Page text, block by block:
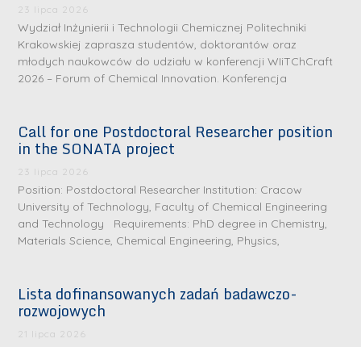
23 lipca 2026
Wydział Inżynierii i Technologii Chemicznej Politechniki
Krakowskiej zaprasza studentów, doktorantów oraz
młodych naukowców do udziału w konferencji WIiTChCraft
2026 – Forum of Chemical Innovation. Konferencja
Call for one Postdoctoral Researcher position
in the SONATA project
23 lipca 2026
Position: Postdoctoral Researcher Institution: Cracow
University of Technology, Faculty of Chemical Engineering
and Technology Requirements: PhD degree in Chemistry,
Materials Science, Chemical Engineering, Physics,
Lista dofinansowanych zadań badawczo-
rozwojowych
21 lipca 2026
S
r